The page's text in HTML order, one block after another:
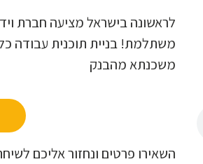
לראשונה בישראל מציעה חברת
משתלמת! בניית תוכנית עבודה
משכנתא מהבנק
השאירו פרטים ונחזור אליכם